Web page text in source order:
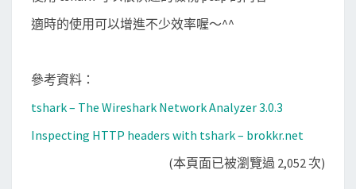
適時的使用可以增進不少效率喔～^^
參考資料：
tshark – The Wireshark Network Analyzer 3.0.3
Inspecting HTTP headers with tshark – brokkr.net
(本頁面已被瀏覽過 2,052 次)